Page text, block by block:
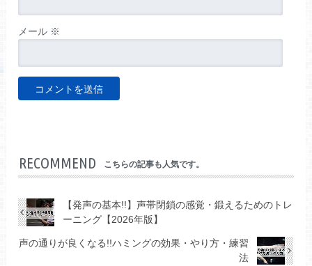
メール ※
RECOMMEND こちらの記事も人気です。
【発声の基本!!】声帯閉鎖の感覚・鍛えるためのトレ
ーニング【2026年版】
声の通りが良くなる!!ハミングの効果・やり方・練習
法